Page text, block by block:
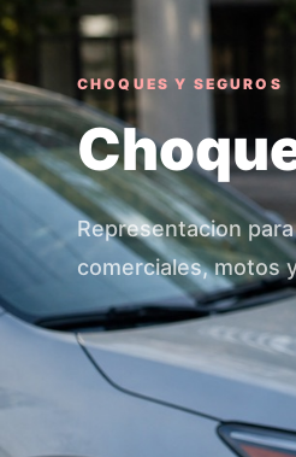
CHOQUES Y SEGUROS
Representacion
comerciales, motos